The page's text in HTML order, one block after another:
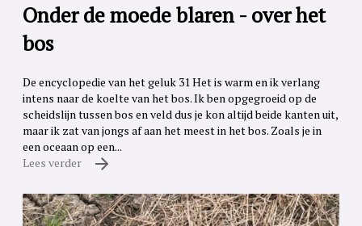
Onder de moede blaren - over het
bos
De encyclopedie van het geluk 31 Het is warm en ik verlang
intens naar de koelte van het bos. Ik ben opgegroeid op de
scheidslijn tussen bos en veld dus je kon altijd beide kanten uit,
maar ik zat van jongs af aan het meest in het bos. Zoals je in
een oceaan op een...
Lees verder